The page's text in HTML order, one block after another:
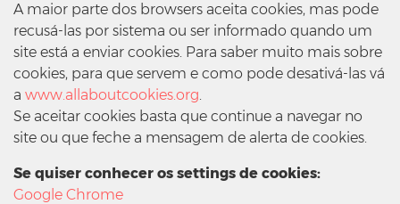
A maior parte dos browsers aceita cookies, mas pode
recusá-las por sistema ou ser informado quando um
site está a enviar cookies. Para saber muito mais sobre
cookies, para que servem e como pode desativá-las vá
a www.allaboutcookies.org.
Se aceitar cookies basta que continue a navegar no
site ou que feche a mensagem de alerta de cookies.
Se quiser conhecer os settings de cookies:
Google Chrome